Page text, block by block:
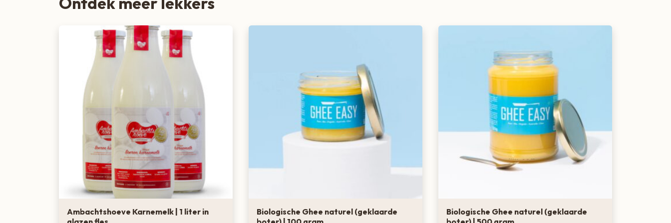
Ambachtshoeve Karnemelk | 1 liter in
Biologische Ghee naturel (geklaarde
Biologische Ghee naturel (geklaarde